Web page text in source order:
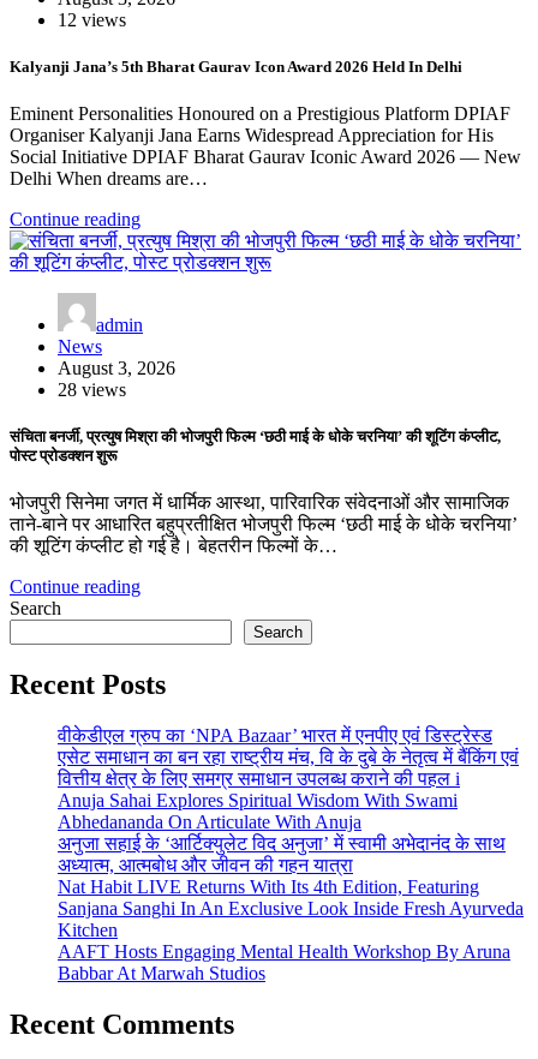
12 views
Kalyanji Jana’s 5th Bharat Gaurav Icon Award 2026 Held In Delhi
Eminent Personalities Honoured on a Prestigious Platform DPIAF
Organiser Kalyanji Jana Earns Widespread Appreciation for His
Social Initiative DPIAF Bharat Gaurav Iconic Award 2026 — New
Delhi When dreams are…
Continue reading
admin
News
August 3, 2026
28 views
संचिता बनर्जी, प्रत्युष मिश्रा की भोजपुरी फिल्म ‘छठी माई के धोके चरनिया’ की शूटिंग कंप्लीट,
पोस्ट प्रोडक्शन शुरू
भोजपुरी सिनेमा जगत में धार्मिक आस्था, पारिवारिक संवेदनाओं और सामाजिक
ताने-बाने पर आधारित बहुप्रतीक्षित भोजपुरी फिल्म ‘छठी माई के धोके चरनिया’
की शूटिंग कंप्लीट हो गई है। बेहतरीन फिल्मों के…
Continue reading
Search
Search
Recent Posts
वीकेडीएल ग्रुप का ‘NPA Bazaar’ भारत में एनपीए एवं डिस्ट्रेस्ड
एसेट समाधान का बन रहा राष्ट्रीय मंच, वि के दुबे के नेतृत्व में बैंकिंग एवं
वित्तीय क्षेत्र के लिए समग्र समाधान उपलब्ध कराने की पहल i
Anuja Sahai Explores Spiritual Wisdom With Swami
Abhedananda On Articulate With Anuja
अनुजा सहाई के ‘आर्टिक्युलेट विद अनुजा’ में स्वामी अभेदानंद के साथ
अध्यात्म, आत्मबोध और जीवन की गहन यात्रा
Nat Habit LIVE Returns With Its 4th Edition, Featuring
Sanjana Sanghi In An Exclusive Look Inside Fresh Ayurveda
Kitchen
AAFT Hosts Engaging Mental Health Workshop By Aruna
Babbar At Marwah Studios
Recent Comments